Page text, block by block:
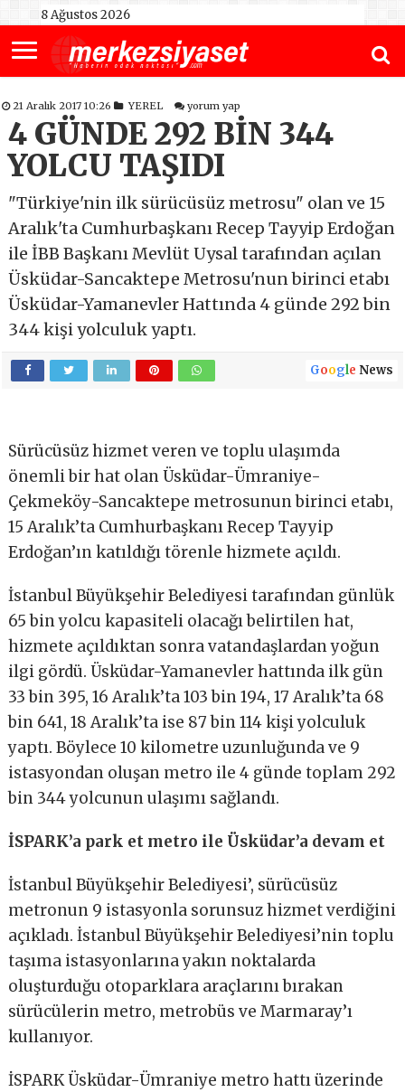
8 Ağustos 2026
21 Aralık 2017 10:26 YEREL yorum yap
4 GÜNDE 292 BİN 344
YOLCU TAŞIDI
"Türkiye'nin ilk sürücüsüz metrosu" olan ve 15
Aralık'ta Cumhurbaşkanı Recep Tayyip Erdoğan
ile İBB Başkanı Mevlüt Uysal tarafından açılan
Üsküdar-Sancaktepe Metrosu'nun birinci etabı
Üsküdar-Yamanevler Hattında 4 günde 292 bin
344 kişi yolculuk yaptı.
Google News
Sürücüsüz hizmet veren ve toplu ulaşımda
önemli bir hat olan Üsküdar-Ümraniye-
Çekmeköy-Sancaktepe metrosunun birinci etabı,
15 Aralık’ta Cumhurbaşkanı Recep Tayyip
Erdoğan’ın katıldığı törenle hizmete açıldı.
İstanbul Büyükşehir Belediyesi tarafından günlük
65 bin yolcu kapasiteli olacağı belirtilen hat,
hizmete açıldıktan sonra vatandaşlardan yoğun
ilgi gördü. Üsküdar-Yamanevler hattında ilk gün
33 bin 395, 16 Aralık’ta 103 bin 194, 17 Aralık’ta 68
bin 641, 18 Aralık’ta ise 87 bin 114 kişi yolculuk
yaptı. Böylece 10 kilometre uzunluğunda ve 9
istasyondan oluşan metro ile 4 günde toplam 292
bin 344 yolcunun ulaşımı sağlandı.
İSPARK’a park et metro ile Üsküdar’a devam et
İstanbul Büyükşehir Belediyesi’, sürücüsüz
metronun 9 istasyonla sorunsuz hizmet verdiğini
açıkladı. İstanbul Büyükşehir Belediyesi’nin toplu
taşıma istasyonlarına yakın noktalarda
oluşturduğu otoparklara araçlarını bırakan
sürücülerin metro, metrobüs ve Marmaray’ı
kullanıyor.
İSPARK Üsküdar-Ümraniye metro hattı üzerinde